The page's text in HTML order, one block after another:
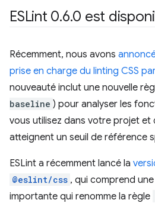
ESLint 0.6.0 est
Récemment, nous avons
prise en charge du linting CSS
nouveauté inclut une nouvelle
baseline ) pour analyser les
vous utilisez dans votre projet et
atteignent un seuil de référence
ESLint a récemment lancé la
@eslint/css , qui comprend
importante qui renomme la règle